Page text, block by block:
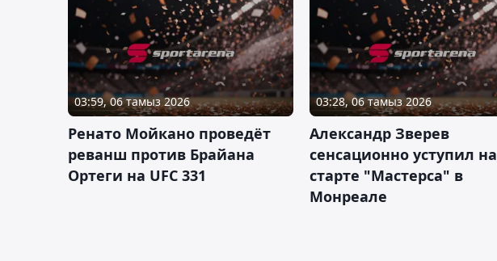
03:59, 06 тамыз 2026
Ренато Мойкано проведёт
реванш против Брайана
Ортеги на UFC 331
03:28, 06 тамыз 2026
Александр Зверев
сенсационно уступил на
старте "Мастерса" в
Монреале